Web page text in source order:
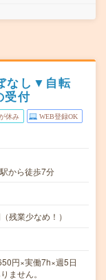
なし▼自転
受付
休み WEB登録OK
から徒歩7分
残業少なめ！）
円×実働7h×週5日
ません。